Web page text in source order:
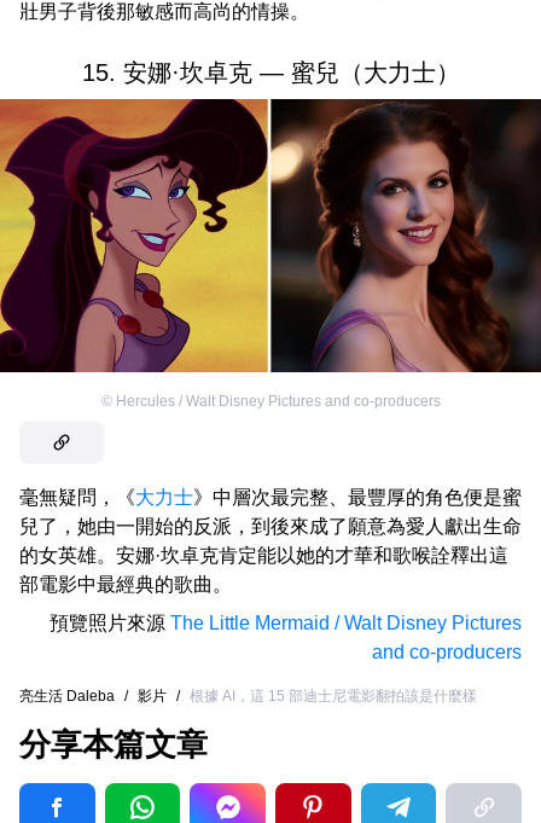
壯男子背後那敏感而高尚的情操。
15. 安娜·坎卓克 — 蜜兒（大力士）
© Hercules / Walt Disney Pictures and co-producers
毫無疑問，《大力士》中層次最完整、最豐厚的角色便是蜜
兒了，她由一開始的反派，到後來成了願意為愛人獻出生命
的女英雄。安娜·坎卓克肯定能以她的才華和歌喉詮釋出這
部電影中最經典的歌曲。
預覽照片來源 The Little Mermaid / Walt Disney Pictures
and co-producers
亮生活 Daleba / 影片 / 根據 AI，這 15 部迪士尼電影翻拍該是什麼樣
分享本篇文章